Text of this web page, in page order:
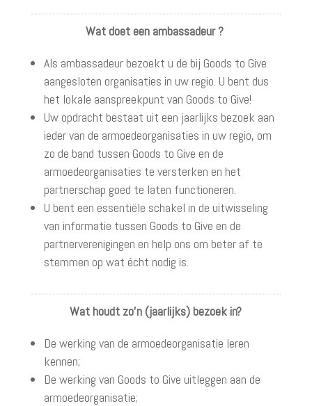
Wat doet een ambassadeur ?
Als ambassadeur bezoekt u de bij Goods to Give
aangesloten organisaties in uw regio. U bent dus
het lokale aanspreekpunt van Goods to Give!
Uw opdracht bestaat uit een jaarlijks bezoek aan
ieder van de armoedeorganisaties in uw regio, om
zo de band tussen Goods to Give en de
armoedeorganisaties te versterken en het
partnerschap goed te laten functioneren.
U bent een essentiële schakel in de uitwisseling
van informatie tussen Goods to Give en de
partnerverenigingen en help ons om beter af te
stemmen op wat écht nodig is.
Wat houdt zo’n (jaarlijks) bezoek in?
De werking van de armoedeorganisatie leren
kennen;
De werking van Goods to Give uitleggen aan de
armoedeorganisatie;